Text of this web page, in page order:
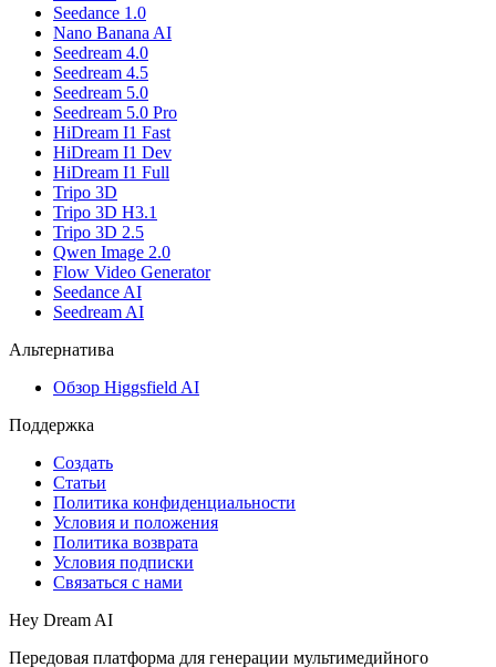
Seedance 1.0
Nano Banana AI
Seedream 4.0
Seedream 4.5
Seedream 5.0
Seedream 5.0 Pro
HiDream I1 Fast
HiDream I1 Dev
HiDream I1 Full
Tripo 3D
Tripo 3D H3.1
Tripo 3D 2.5
Qwen Image 2.0
Flow Video Generator
Seedance AI
Seedream AI
Альтернатива
Обзор Higgsfield AI
Поддержка
Создать
Статьи
Политика конфиденциальности
Условия и положения
Политика возврата
Условия подписки
Связаться с нами
Hey Dream AI
Передовая платформа для генерации мультимедийного